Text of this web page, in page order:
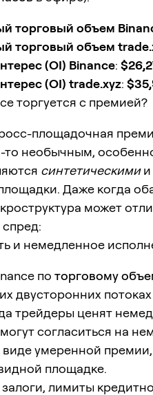
торговый объем
торговый объем
(OI) Binance:
(OI) trade.xyz:
торгуется с премией?
площадочная
то необычным,
синтетическимии
Даже когда
может
и немедленное
по торговому
двусторонних
трейдеры ценят
согласиться на
виде умеренной
площадке.
лимиты